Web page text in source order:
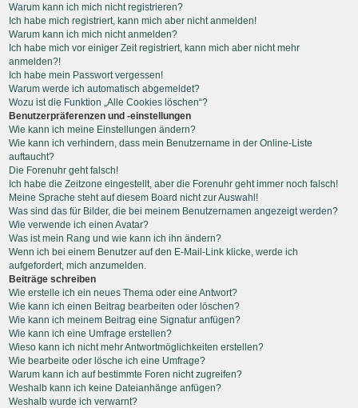
Warum kann ich mich nicht registrieren?
Ich habe mich registriert, kann mich aber nicht anmelden!
Warum kann ich mich nicht anmelden?
Ich habe mich vor einiger Zeit registriert, kann mich aber nicht mehr
anmelden?!
Ich habe mein Passwort vergessen!
Warum werde ich automatisch abgemeldet?
Wozu ist die Funktion „Alle Cookies löschen“?
Benutzerpräferenzen und -einstellungen
Wie kann ich meine Einstellungen ändern?
Wie kann ich verhindern, dass mein Benutzername in der Online-Liste
auftaucht?
Die Forenuhr geht falsch!
Ich habe die Zeitzone eingestellt, aber die Forenuhr geht immer noch falsch!
Meine Sprache steht auf diesem Board nicht zur Auswahl!
Was sind das für Bilder, die bei meinem Benutzernamen angezeigt werden?
Wie verwende ich einen Avatar?
Was ist mein Rang und wie kann ich ihn ändern?
Wenn ich bei einem Benutzer auf den E-Mail-Link klicke, werde ich
aufgefordert, mich anzumelden.
Beiträge schreiben
Wie erstelle ich ein neues Thema oder eine Antwort?
Wie kann ich einen Beitrag bearbeiten oder löschen?
Wie kann ich meinem Beitrag eine Signatur anfügen?
Wie kann ich eine Umfrage erstellen?
Wieso kann ich nicht mehr Antwortmöglichkeiten erstellen?
Wie bearbeite oder lösche ich eine Umfrage?
Warum kann ich auf bestimmte Foren nicht zugreifen?
Weshalb kann ich keine Dateianhänge anfügen?
Weshalb wurde ich verwarnt?